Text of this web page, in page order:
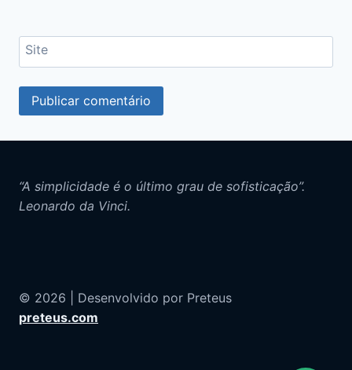
Site
“A simplicidade é o último grau de sofisticação”.
Leonardo da Vinci.
© 2026 | Desenvolvido por Preteus
preteus.com